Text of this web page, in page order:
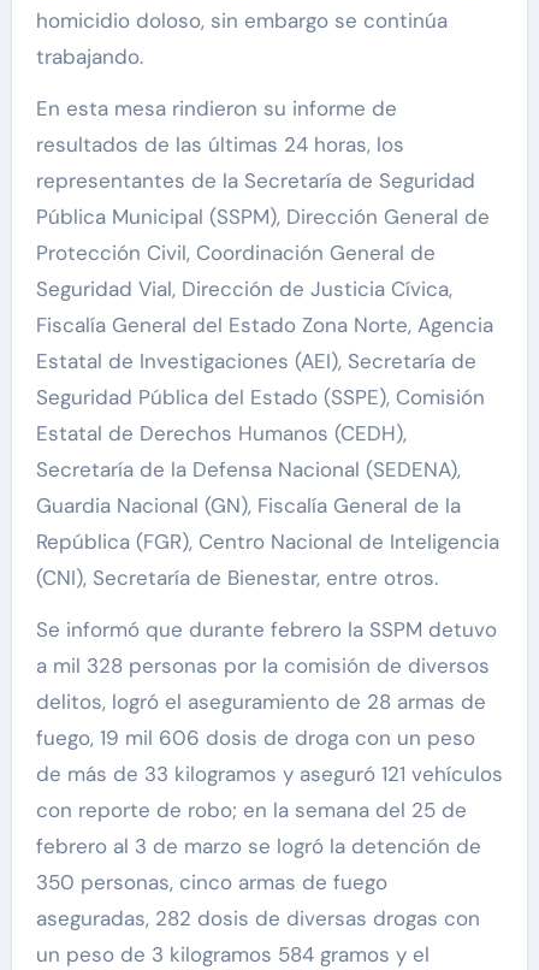
homicidio doloso, sin embargo se continúa
trabajando.
En esta mesa rindieron su informe de
resultados de las últimas 24 horas, los
representantes de la Secretaría de Seguridad
Pública Municipal (SSPM), Dirección General de
Protección Civil, Coordinación General de
Seguridad Vial, Dirección de Justicia Cívica,
Fiscalía General del Estado Zona Norte, Agencia
Estatal de Investigaciones (AEI), Secretaría de
Seguridad Pública del Estado (SSPE), Comisión
Estatal de Derechos Humanos (CEDH),
Secretaría de la Defensa Nacional (SEDENA),
Guardia Nacional (GN), Fiscalía General de la
República (FGR), Centro Nacional de Inteligencia
(CNI), Secretaría de Bienestar, entre otros.
Se informó que durante febrero la SSPM detuvo
a mil 328 personas por la comisión de diversos
delitos, logró el aseguramiento de 28 armas de
fuego, 19 mil 606 dosis de droga con un peso
de más de 33 kilogramos y aseguró 121 vehículos
con reporte de robo; en la semana del 25 de
febrero al 3 de marzo se logró la detención de
350 personas, cinco armas de fuego
aseguradas, 282 dosis de diversas drogas con
un peso de 3 kilogramos 584 gramos y el